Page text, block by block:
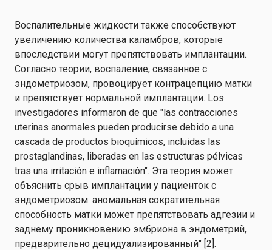
Воспалительные жидкости также способствуют
увеличению количества каламбров, которые
впоследствии могут препятствовать имплантации.
Согласно теории, воспаление, связанное с
эндометриозом, провоцирует контрацепцию матки
и препятствует нормальной имплантации. Los
investigadores informaron de que "las contracciones
uterinas anormales pueden producirse debido a una
cascada de productos bioquímicos, incluidas las
prostaglandinas, liberadas en las estructuras pélvicas
tras una irritación e inflamación". Эта теория может
объяснить срыв имплантации у пациенток с
эндометриозом: аномальная сократительная
способность матки может препятствовать адгезии и
заднему проникновению эмбриона в эндометрий,
предварительно децидуализированный" [2].